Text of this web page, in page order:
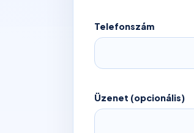
Telefonszám
Üzenet (opcionális)